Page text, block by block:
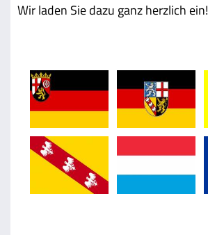
Wir laden Sie dazu ganz herzlich ein!